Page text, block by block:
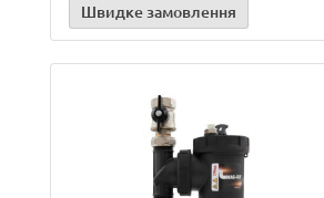
Швидке замовлення